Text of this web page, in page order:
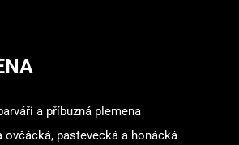
a příbuzná plemena
ovčácká, pastevecká a honácká